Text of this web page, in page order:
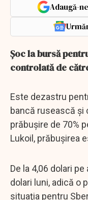
Adaugă-
Şoc la bursă
controlată de
Este dezastru
bancă rusească şi
prăbuşire de 70%
Lukoil, prăbuşirea
De la 4,06 dolari
dolari luni, adică o
situaţia pentru